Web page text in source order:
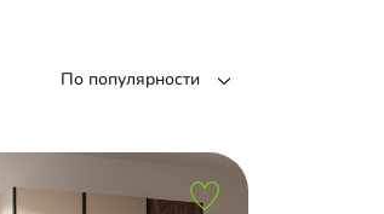
По популярности